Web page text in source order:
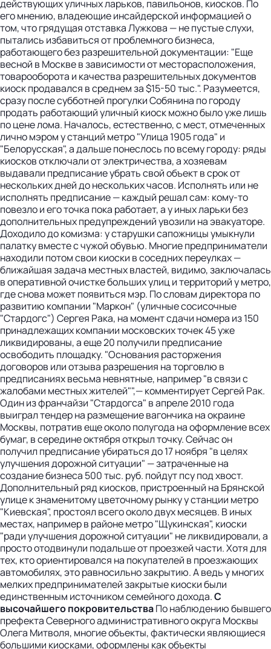
действующих уличных ларьков, павильонов, киосков. По
его мнению, владеющие инсайдерской информацией о
том, что грядущая отставка Лужкова — не пустые слухи,
пытались избавиться от проблемного бизнеса,
работающего без разрешительной документации: "Еще
весной в Москве в зависимости от месторасположения,
товарооборота и качества разрешительных документов
киоск продавался в среднем за $15-50 тыс.". Разумеется,
сразу после субботней прогулки Собянина по городу
продать работающий уличный киоск можно было уже лишь
по цене лома. Началось, естественно, с мест, отмеченных
лично мэром у станций метро "Улица 1905 года" и
"Белорусская", а дальше понеслось по всему городу: ряды
киосков отключали от электричества, а хозяевам
выдавали предписание убрать свой объект в срок от
нескольких дней до нескольких часов. Исполнять или не
исполнять предписание — каждый решал сам: кому-то
повезло и его точка пока работает, а у иных ларьки без
дополнительных предупреждений увозили на эвакуаторе.
Доходило до комизма: у старушки сапожницы умыкнули
палатку вместе с чужой обувью. Многие предприниматели
находили потом свои киоски в соседних переулках —
ближайшая задача местных властей, видимо, заключалась
в оперативной очистке больших улиц и территорий у метро,
где снова может появиться мэр. По словам директора по
развитию компании "Маркон" (уличные сосисочные
"Стардогс") Сергея Рака, на момент сдачи номера из 150
принадлежащих компании московских точек 45 уже
ликвидированы, а еще 20 получили предписание
освободить площадку. "Основания расторжения
договоров или отзыва разрешения на торговлю в
предписаниях весьма невнятные, например "в связи с
жалобами местных жителей"",— комментирует Сергей Рак.
Один из франчайзи "Стардогса" в апреле 2010 года
выиграл тендер на размещение вагончика на окраине
Москвы, потратив еще около полугода на оформление всех
бумаг, в середине октября открыл точку. Сейчас он
получил предписание убираться до 17 ноября "в целях
улучшения дорожной ситуации" — затраченные на
создание бизнеса 500 тыс. руб. пойдут псу под хвост.
Дополнительный ряд киосков, пристроенный на Брянской
улице к знаменитому цветочному рынку у станции метро
"Киевская", простоял всего около двух месяцев. В иных
местах, например в районе метро "Щукинская", киоски
"ради улучшения дорожной ситуации" не ликвидировали, а
просто отодвинули подальше от проезжей части. Хотя для
тех, кто ориентировался на покупателей в проезжающих
автомобилях, это равносильно закрытию. А ведь у многих
мелких предпринимателей закрытые киоски были
единственным источником семейного дохода.С
высочайшего покровительстваПо наблюдению бывшего
префекта Северного административного округа Москвы
Олега Митволя, многие объекты, фактически являющиеся
большими киосками, оформлены как объекты